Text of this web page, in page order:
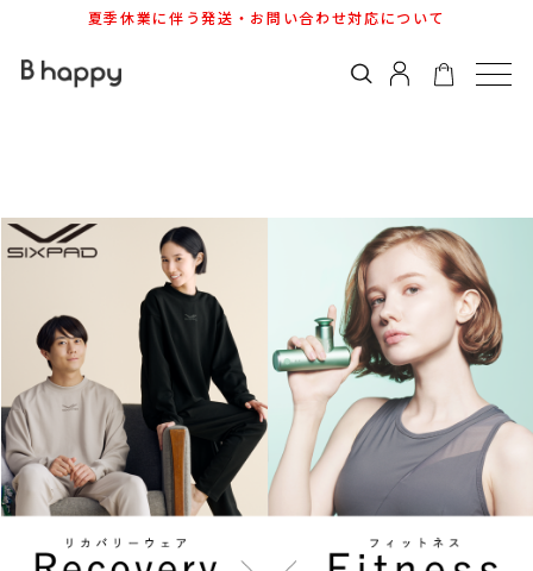
夏季休業に伴う発送・お問い合わせ対応について